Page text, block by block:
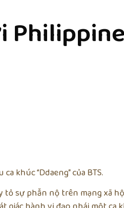
khúc “Ddaeng” của BTS.
tỏ sự phẫn nộ trên mạng xã